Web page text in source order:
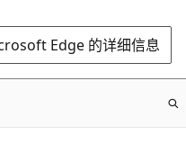
Edge 的详细信息